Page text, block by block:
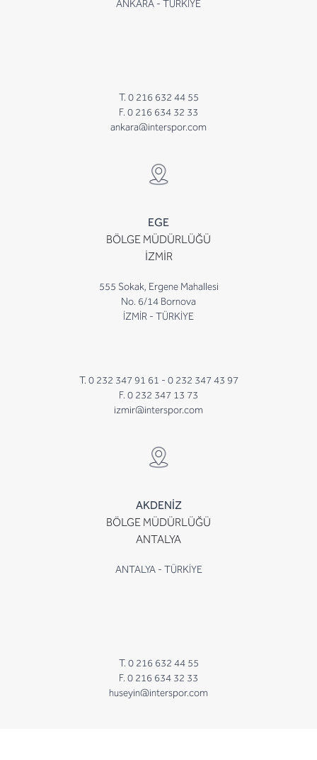
ANKARA - TÜRKİYE
T. 0 216 632 44 55
F. 0 216 634 32 33
ankara@interspor.com
EGE
BÖLGE MÜDÜRLÜĞÜ
İZMİR
555 Sokak, Ergene Mahallesi
No. 6/14 Bornova
İZMİR - TÜRKİYE
T. 0 232 347 91 61 - 0 232 347 43 97
F. 0 232 347 13 73
izmir@interspor.com
AKDENİZ
BÖLGE MÜDÜRLÜĞÜ
ANTALYA
ANTALYA - TÜRKİYE
T. 0 216 632 44 55
F. 0 216 634 32 33
huseyin@interspor.com